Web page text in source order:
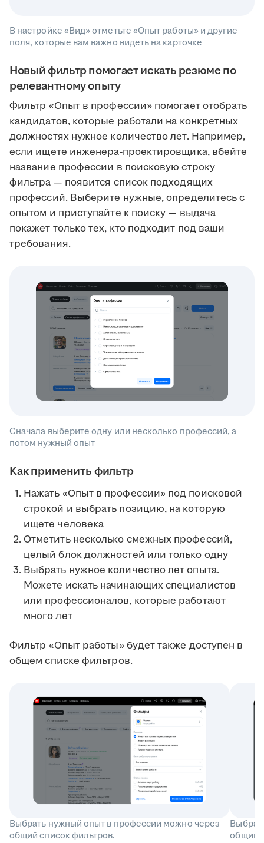
В настройке «Вид» отметьте «Опыт работы» и другие
поля, которые вам важно видеть на карточке
Новый фильтр помогает искать резюме по
релевантному опыту
Фильтр «Опыт в профессии» помогает отобрать
кандидатов, которые работали на конкретных
должностях нужное количество лет. Например,
если ищете инженера-проектировщика, вбейте
название профессии в поисковую строку
фильтра — появится список подходящих
профессий. Выберите нужные, определитесь с
опытом и приступайте к поиску — выдача
покажет только тех, кто подходит под ваши
требования.
Сначала выберите одну или несколько профессий, а
потом нужный опыт
Как применить фильтр
Нажать «Опыт в профессии» под поисковой
строкой и выбрать позицию, на которую
ищете человека
Отметить несколько смежных профессий,
целый блок должностей или только одну
Выбрать нужное количество лет опыта.
Можете искать начинающих специалистов
или профессионалов, которые работают
много лет
Фильтр «Опыт работы» будет также доступен в
общем списке фильтров.
Выбрать нужный опыт в профессии можно через
общий список фильтров.
общий